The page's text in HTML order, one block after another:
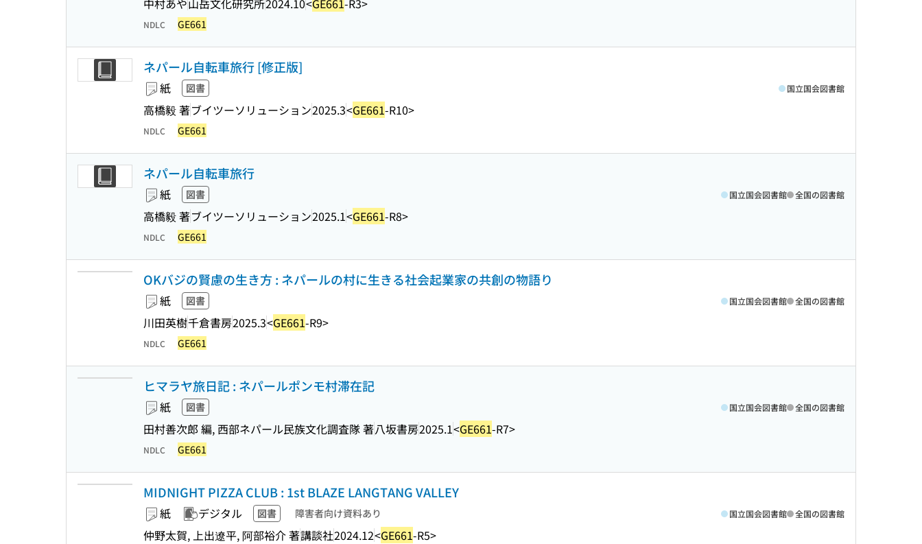
NDLC GE661
ネパール自転車旅行 [修正版]
紙 図書
高橋毅 著ブイツーソリューション2025.3<GE661-R10>
国立国会図書館
NDLC GE661
ネパール自転車旅行
紙 図書
高橋毅 著ブイツーソリューション2025.1<GE661-R8>
国立国会図書館 全国の図書館
NDLC GE661
OKバジの賢慮の生き方 : ネパールの村に生きる社会起業家の共創の物語り
紙 図書
川田英樹千倉書房2025.3<GE661-R9>
国立国会図書館 全国の図書館
NDLC GE661
ヒマラヤ旅日記 : ネパールポンモ村滞在記
紙 図書
田村善次郎 編, 西部ネパール民族文化調査隊 著八坂書房2025.1<GE661-R7>
国立国会図書館 全国の図書館
NDLC GE661
MIDNIGHT PIZZA CLUB : 1st BLAZE LANGTANG VALLEY
紙 デジタル 図書 障害者向け資料あり
仲野太賀, 上出遼平, 阿部裕介 著講談社2024.12<GE661-R5>
国立国会図書館 全国の図書館